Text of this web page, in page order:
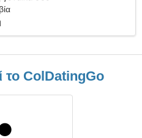
το ColDatingGo